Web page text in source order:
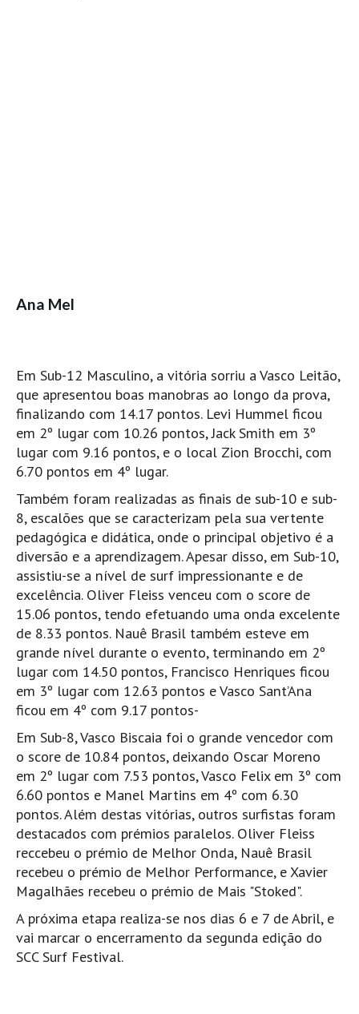
SINTRA
Praia Grande HD
Praia Grande Panorâmica HD
LINHA DE CASCAIS/ESTORIL
São Pedro do estoril
Parede
Carcavelos HD
Carcavelos - Calhau
COSTA DA CAPARICA HD
Costa da Caparica - C.I.Surf HD
Costa da Caparica - Praia Norte HD
Costa da Caparica - Praia CDS - HD
Costa da Caparica - Marcelino Beach Cafe HD
Costa da Caparica - Fonte da Telha HD
ALENTEJO / ALGARVE
Monte Clérigo HD - O sargo
Quarteira
Faro HD
Faro Surf Spot HD
Fuzeta
Fuzeta Vista Mar HD
MADEIRA
Ana Mel
Em Sub-12 Masculino, a vitória sorriu a Vasco Leitão,
que apresentou boas manobras ao longo da prova,
finalizando com 14.17 pontos. Levi Hummel ficou
em 2º lugar com 10.26 pontos, Jack Smith em 3º
lugar com 9.16 pontos, e o local Zion Brocchi, com
6.70 pontos em 4º lugar.
Também foram realizadas as finais de sub-10 e sub-
8, escalões que se caracterizam pela sua vertente
pedagógica e didática, onde o principal objetivo é a
diversão e a aprendizagem. Apesar disso, em Sub-10,
assistiu-se a nível de surf impressionante e de
excelência. Oliver Fleiss venceu com o score de
15.06 pontos, tendo efetuando uma onda excelente
de 8.33 pontos. Nauê Brasil também esteve em
grande nível durante o evento, terminando em 2º
lugar com 14.50 pontos, Francisco Henriques ficou
em 3º lugar com 12.63 pontos e Vasco Sant’Ana
ficou em 4º com 9.17 pontos-
Em Sub-8, Vasco Biscaia foi o grande vencedor com
o score de 10.84 pontos, deixando Oscar Moreno
em 2º lugar com 7.53 pontos, Vasco Felix em 3º com
6.60 pontos e Manel Martins em 4º com 6.30
pontos. Além destas vitórias, outros surfistas foram
destacados com prémios paralelos. Oliver Fleiss
reccebeu o prémio de Melhor Onda, Nauê Brasil
recebeu o prémio de Melhor Performance, e Xavier
Magalhães recebeu o prémio de Mais "Stoked".
A próxima etapa realiza-se nos dias 6 e 7 de Abril, e
vai marcar o encerramento da segunda edição do
SCC Surf Festival.